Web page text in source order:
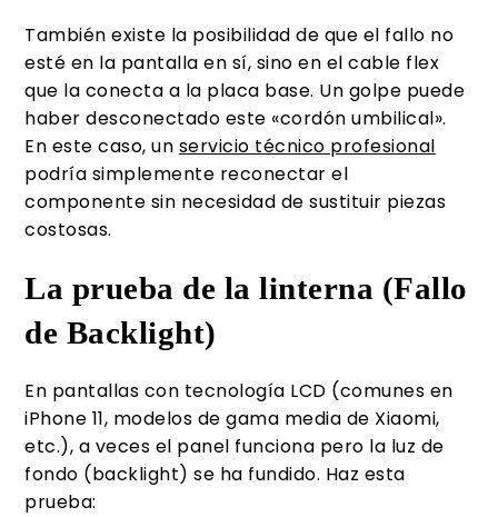
También existe la posibilidad de que el fallo no
esté en la pantalla en sí, sino en el cable flex
que la conecta a la placa base. Un golpe puede
haber desconectado este «cordón umbilical».
En este caso, un servicio técnico profesional
podría simplemente reconectar el
componente sin necesidad de sustituir piezas
costosas.
La prueba de la linterna (Fallo
de Backlight)
En pantallas con tecnología LCD (comunes en
iPhone 11, modelos de gama media de Xiaomi,
etc.), a veces el panel funciona pero la luz de
fondo (backlight) se ha fundido. Haz esta
prueba: